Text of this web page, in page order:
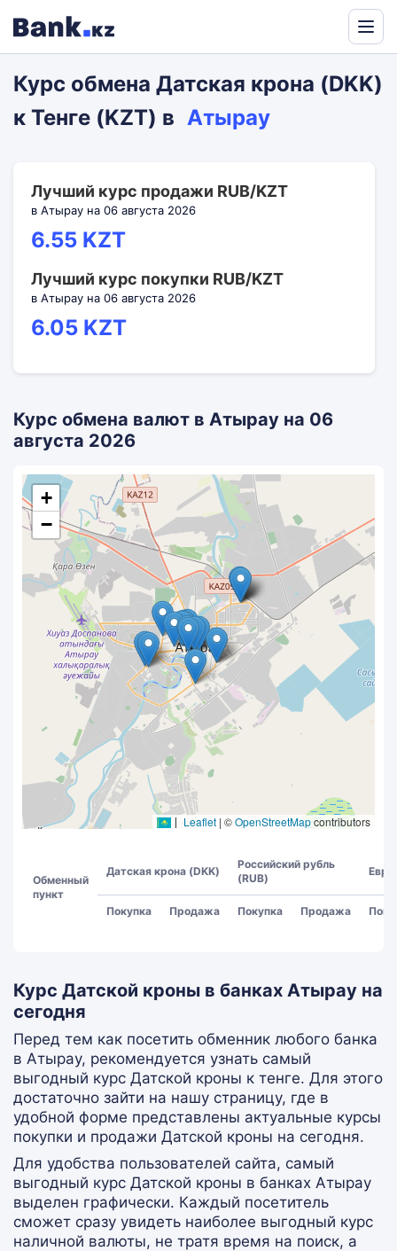
Translate
Курс обмена Датская крона (DKK)
к Тенге (KZT) в Атырау
Лучший курс продажи RUB/KZT
в Атырау на 06 августа 2026
6.55 KZT
Лучший курс покупки RUB/KZT
в Атырау на 06 августа 2026
6.05 KZT
Курс обмена валют в Атырау на 06
августа 2026
+
−
Leaflet | ©OpenStreetMapcontributors
Обменный
пункт
Датская крона (DKK)
Российский рубль
(RUB)
Евро
Покупка Продажа Покупка Продажа
Курс Датской кроны в банках Атырау на
сегодня
Перед тем как посетить обменник любого банка
в Атырау, рекомендуется узнать самый
выгодный курс Датской кроны к тенге. Для этого
достаточно зайти на нашу страницу, где в
удобной форме представлены актуальные курсы
покупки и продажи Датской кроны на сегодня.
Для удобства пользователей сайта, самый
выгодный курс Датской кроны в банках Атырау
выделен графически. Каждый посетитель
сможет сразу увидеть наиболее выгодный курс
наличной валюты, не тратя время на поиск, а